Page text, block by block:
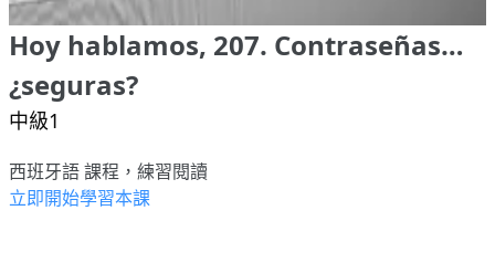
Hoy hablamos, 207. Contraseñas…
¿seguras?
中級1
西班牙語 課程，練習閱讀
立即開始學習本課